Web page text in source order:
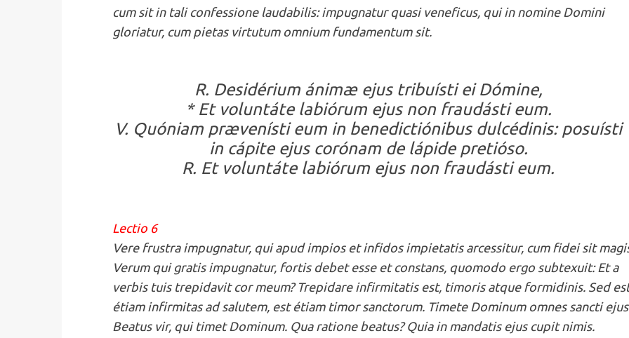
cum sit in tali confessione laudabilis: impugnatur quasi veneficus, qui in nomine Domini
gloriatur, cum pietas virtutum omnium fundamentum sit.
R. Desidérium ánimæ ejus tribuísti ei Dómine,
* Et voluntáte labiórum ejus non fraudásti eum.
V. Quóniam prævenísti eum in benedictiónibus dulcédinis: posuísti
in cápite ejus corónam de lápide pretióso.
R. Et voluntáte labiórum ejus non fraudásti eum.
Lectio 6
Vere frustra impugnatur, qui apud impios et infidos impietatis arcessitur, cum fidei sit
Verum qui gratis impugnatur, fortis debet esse et constans, quomodo ergo subtexuit: Et a
verbis tuis trepidavit cor meum? Trepidare infirmitatis est, timoris atque formidinis. Sed
étiam infirmitas ad salutem, est étiam timor sanctorum. Timete Dominum omnes sancti
Beatus vir, qui timet Dominum. Qua ratione beatus? Quia in mandatis ejus cupit nimis.